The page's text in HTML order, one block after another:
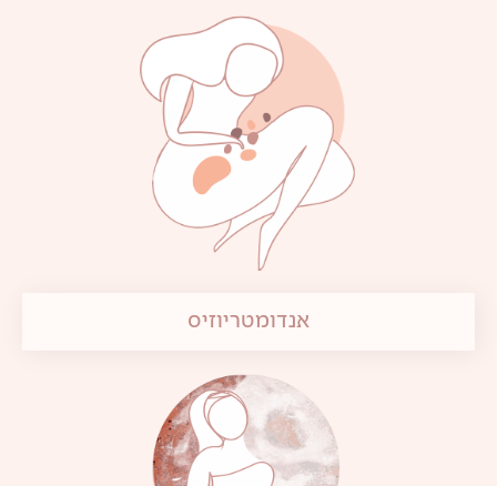
אנדומטריוזיס